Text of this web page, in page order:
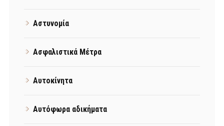
Αστυνομία
Ασφαλιστικά Μέτρα
Αυτοκίνητα
Αυτόφωρα αδικήματα